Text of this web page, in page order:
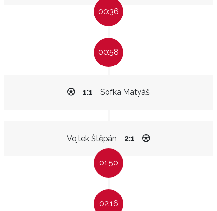
00:36
00:58
Sofka Matyáš
1:1
Vojtek Štěpán 2:1
01:50
02:16